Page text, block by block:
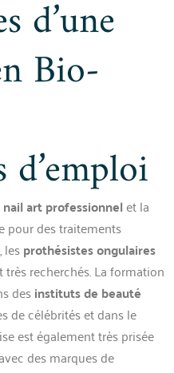
d’une
Bio-
d’emploi
nail art professionnel et la
pour des traitements
lesprothésistes ongulaires
recherchés. La formation
desinstituts de beauté
de célébrités et dans le
est également très prisée
des marques de